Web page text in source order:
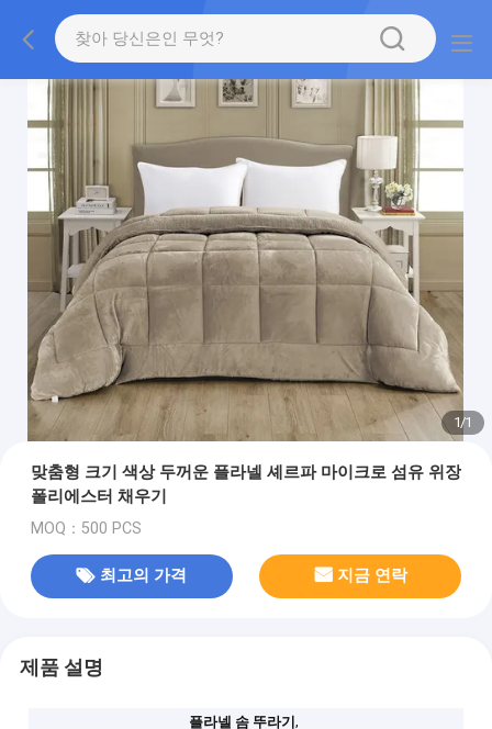
1/1
맞춤형 크기 색상 두꺼운 플라넬 셰르파 마이크로 섬유 위장
폴리에스터 채우기
MOQ：500 PCS
최고의 가격 지금 연락
제품 설명
플라넬 솜 뚜라기,